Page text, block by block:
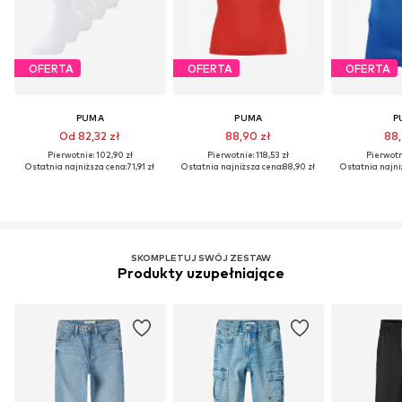
OFERTA
PUMA
Od 82,32 zł
Pierwotnie: 102,90 zł
Ostatnia najniższa cena:71,91 zł
OFERTA
PUMA
88,90 zł
Pierwotnie: 118,53 zł
Ostatnia najniższa cena:88,90 zł
OFERTA
Ostatnia
SKOMPLETUJ SWÓJ ZESTAW
Produkty uzupełniające